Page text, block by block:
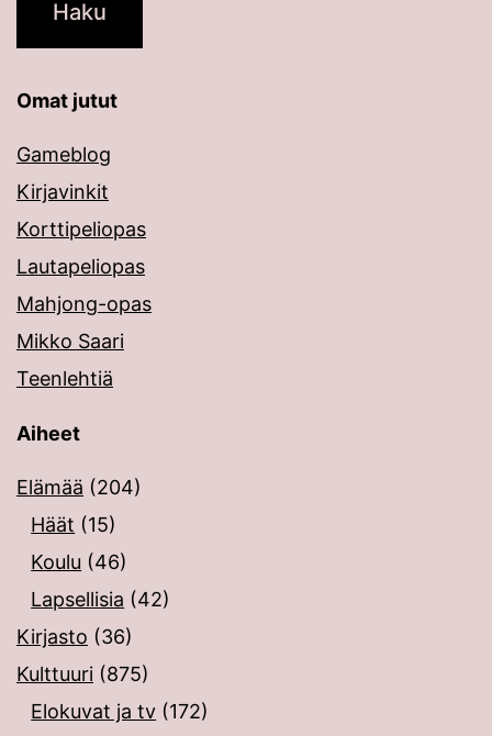
Omat jutut
Gameblog
Kirjavinkit
Korttipeliopas
Lautapeliopas
Mahjong-opas
Mikko Saari
Teenlehtiä
Aiheet
Elämää (204)
Häät (15)
Koulu (46)
Lapsellisia (42)
Kirjasto (36)
Kulttuuri (875)
Elokuvat ja tv (172)